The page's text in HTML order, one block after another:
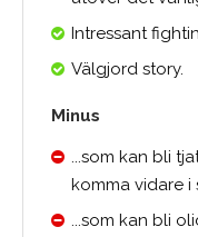
Intressant
Välgjord story.
Minus
...som kan bli
komma vidare i
...som kan bli